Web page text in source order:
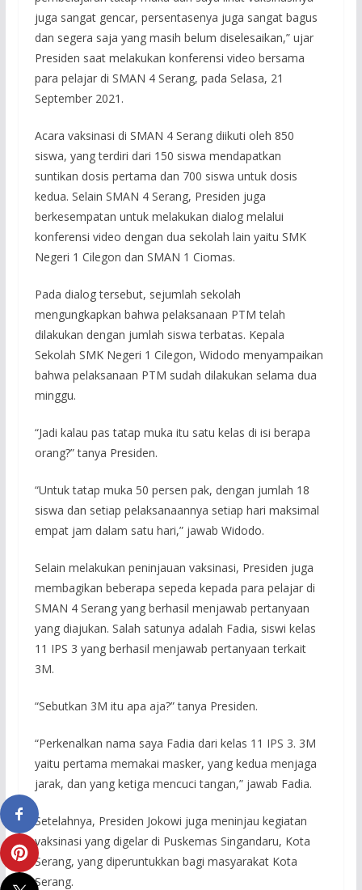
juga sangat gencar, persentasenya juga sangat bagus
dan segera saja yang masih belum diselesaikan,” ujar
Presiden saat melakukan konferensi video bersama
para pelajar di SMAN 4 Serang, pada Selasa, 21
September 2021.
Acara vaksinasi di SMAN 4 Serang diikuti oleh 850
siswa, yang terdiri dari 150 siswa mendapatkan
suntikan dosis pertama dan 700 siswa untuk dosis
kedua. Selain SMAN 4 Serang, Presiden juga
berkesempatan untuk melakukan dialog melalui
konferensi video dengan dua sekolah lain yaitu SMK
Negeri 1 Cilegon dan SMAN 1 Ciomas.
Pada dialog tersebut, sejumlah sekolah
mengungkapkan bahwa pelaksanaan PTM telah
dilakukan dengan jumlah siswa terbatas. Kepala
Sekolah SMK Negeri 1 Cilegon, Widodo menyampaikan
bahwa pelaksanaan PTM sudah dilakukan selama dua
minggu.
“Jadi kalau pas tatap muka itu satu kelas di isi berapa
orang?” tanya Presiden.
“Untuk tatap muka 50 persen pak, dengan jumlah 18
siswa dan setiap pelaksanaannya setiap hari maksimal
empat jam dalam satu hari,” jawab Widodo.
Selain melakukan peninjauan vaksinasi, Presiden juga
membagikan beberapa sepeda kepada para pelajar di
SMAN 4 Serang yang berhasil menjawab pertanyaan
yang diajukan. Salah satunya adalah Fadia, siswi kelas
11 IPS 3 yang berhasil menjawab pertanyaan terkait
3M.
“Sebutkan 3M itu apa aja?” tanya Presiden.
“Perkenalkan nama saya Fadia dari kelas 11 IPS 3. 3M
yaitu pertama memakai masker, yang kedua menjaga
jarak, dan yang ketiga mencuci tangan,” jawab Fadia.
Setelahnya, Presiden Jokowi juga meninjau kegiatan
vaksinasi yang digelar di Puskemas Singandaru, Kota
Serang, yang diperuntukkan bagi masyarakat Kota
Serang.